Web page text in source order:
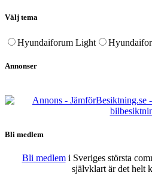
Välj tema
Hyundaiforum Light
Annonser
Bli medlem
Bli medlemi Sveriges största
självklart är det helt